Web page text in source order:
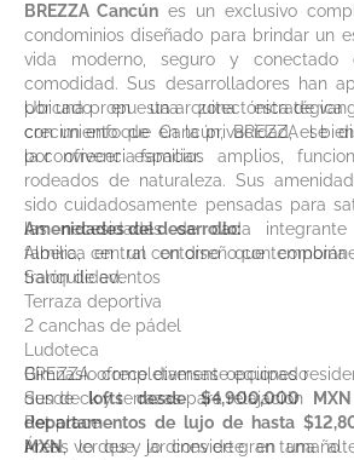
BREZZA Cancún es un exclusivo
condominios diseñado para brindar un
vida moderno, seguro y conectado
comodidad. Sus desarrolladores han
por una propuesta arquitectónica de
con un enfoque en la privacidad, el
la convivencia familiar.
Ubicado en una zona
crecimiento de Cancún, BREZZA se
por ofrecer espacios amplios,
rodeados de naturaleza. Sus
sido cuidadosamente pensadas para
las necesidades de cada
familia, en un entorno que
tranquilidad.
Amenidades del desarrollo:
Alberca central con diseño
Salón de eventos
Terraza deportiva
2 canchas de pádel
Ludoteca
Gimnasio completamente equipado
Sun deck y terrazas para relajación
Pet place
Áreas verdes y jardines de gran tamaño
BREZZA ofrece diversas opciones
desdelofts desde $4,900,000 MXN
departamentos de lujo de hasta
MXN, lo que lo convierte en una